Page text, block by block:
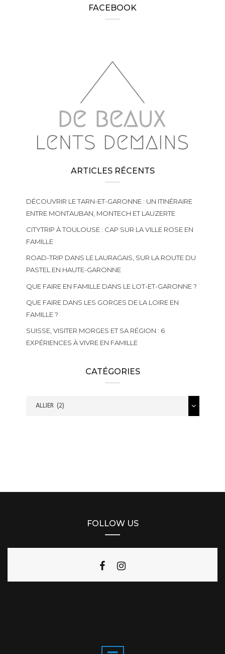
FACEBOOK
ARTICLES RÉCENTS
DÉCOUVRIR LE TARN-ET-GARONNE : UN ITINÉRAIRE
ENTRE MONTAUBAN, MONTECH ET LAUZERTE
CITYTRIP À TOULOUSE : CAP SUR LA VILLE ROSE EN
FAMILLE
ROAD-TRIP DANS LE LAURAGAIS, SUR LA ROUTE DU
PASTEL EN HAUTE-GARONNE
QUE FAIRE EN FAMILLE DANS LE LOT-ET-GARONNE ?
QUE FAIRE DANS LES GORGES DE LA LOIRE EN
FAMILLE ?
SUISSE, VISITER MORGES ET SA RÉGION : 6
EXPÉRIENCES À VIVRE EN FAMILLE
CATÉGORIES
FOLLOW US